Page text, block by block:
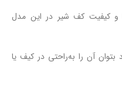
و کیفیت کف شیر در این مدل
آن را به‌راحتی در کیف یا